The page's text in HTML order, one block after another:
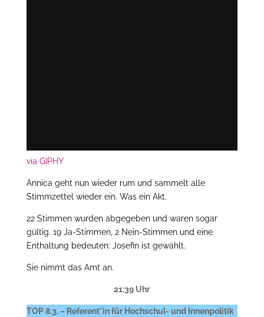
via GIPHY
Annica geht nun wieder rum und sammelt alle
Stimmzettel wieder ein. Was ein Akt.
22 Stimmen wurden abgegeben und waren sogar
gültig. 19 Ja-Stimmen, 2 Nein-Stimmen und eine
Enthaltung bedeuten: Josefin ist gewählt.
Sie nimmt das Amt an.
21:39 Uhr
TOP 8.3. – Referent*in für Hochschul- und Innenpolitik